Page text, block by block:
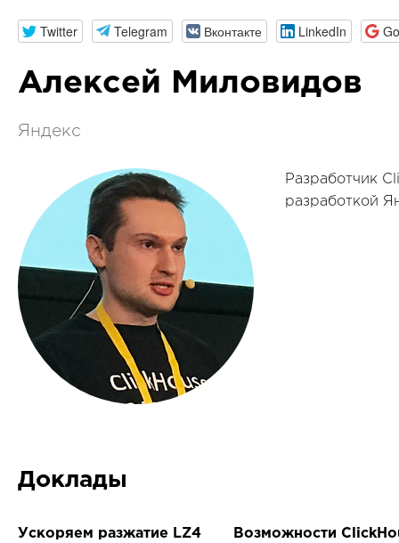
Twitter Telegram Вконтакте LinkedIn
Алексей Миловидов
Яндекс
Разработчик
разработкой
Доклады
Ускоряем разжатие LZ4
Возможности